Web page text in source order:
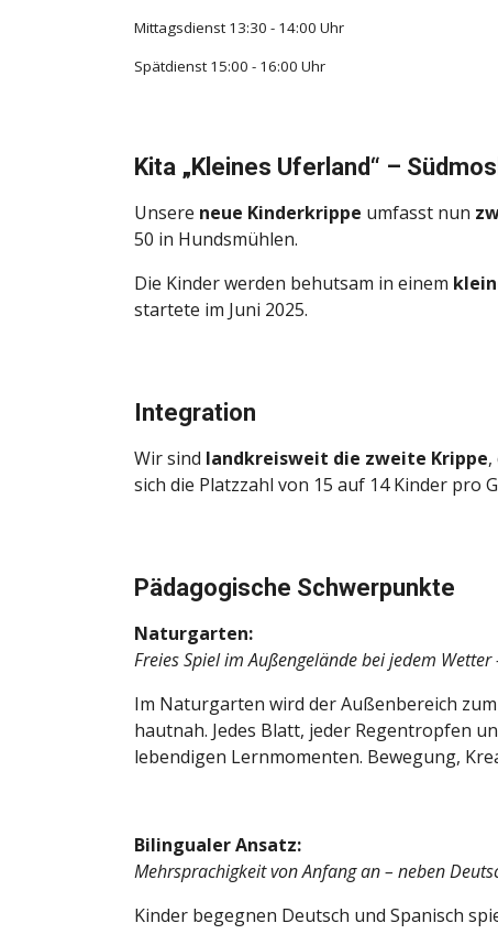
Mittagsdienst 13:30 - 14:00 Uhr
Spätdienst 15:00 - 16:00 Uhr
Kita „Kleines Uferland“ –
Unsere neue Kinderkrippe umfasst nun
50 in Hundsmühlen.
Die Kinder werden behutsam in einem
startete im Juni 2025.
Integration
Wir sind landkreisweit die zweite Krippe
sich die Platzzahl von 15 auf 14 Kinder pro
Pädagogische Schwerpunkte
Naturgarten:
Freies Spiel im Außengelände bei jedem
Im Naturgarten wird der Außenbereich
hautnah. Jedes Blatt, jeder Regentropfen
lebendigen Lernmomenten. Bewegung,
Bilingualer Ansatz:
Mehrsprachigkeit von Anfang an – neben
Kinder begegnen Deutsch und Spanisch